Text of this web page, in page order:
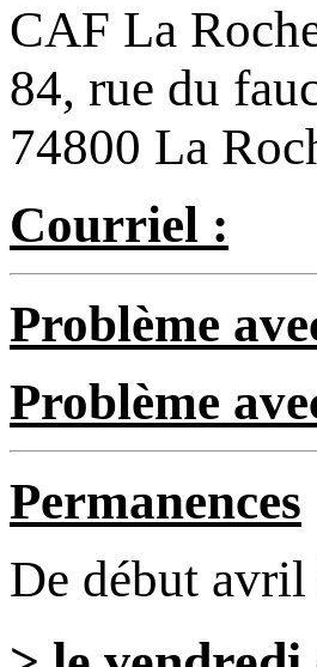
CAF La
84, rue du
74800 La
Courriel :
Problème
Problème
Permanences
De début